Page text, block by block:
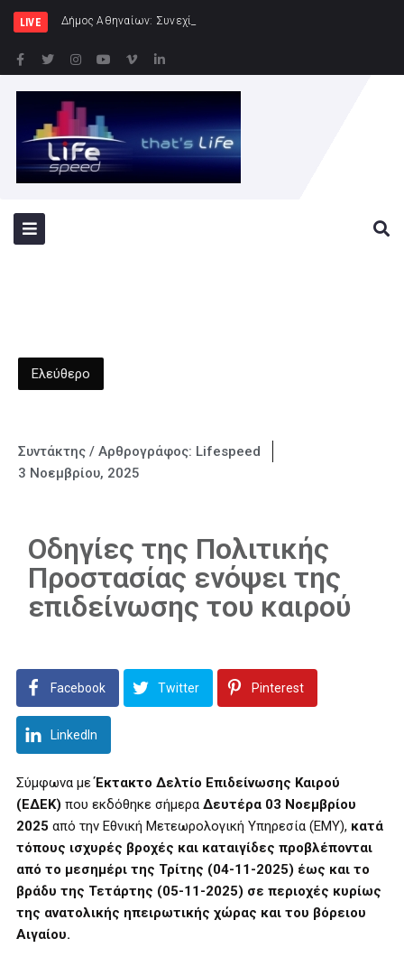
LIVE Δήμος Αθηναίων: Συνεχίζονται οι εντατικοί έλεγχο
Ελεύθερο
Συντάκτης / Αρθρογράφος: Lifespeed
3 Νοεμβρίου, 2025
Οδηγίες της Πολιτικής
Προστασίας ενόψει της
επιδείνωσης του καιρού
Facebook Twitter Pinterest
LinkedIn
Σύμφωνα μεΈκτακτο Δελτίο Επιδείνωσης Καιρού
(ΕΔΕΚ) που εκδόθηκε σήμερα Δευτέρα 03 Νοεμβρίου
2025 από την Εθνική Μετεωρολογική Υπηρεσία (ΕΜΥ), κατά
τόπους ισχυρές βροχές και καταιγίδες προβλέπονται
από το μεσημέρι της Τρίτης (04-11-2025) έως και το
βράδυ της Τετάρτης (05-11-2025) σε περιοχές κυρίως
της ανατολικής ηπειρωτικής χώρας και του βόρειου
Αιγαίου.